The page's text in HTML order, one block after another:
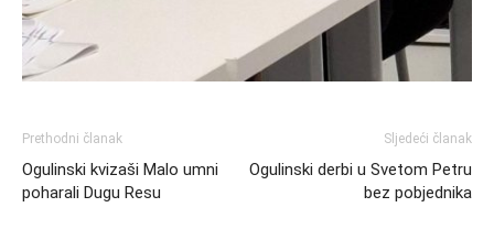
Prethodni članak
Ogulinski kvizaši Malo umni
poharali Dugu Resu
Sljedeći članak
Ogulinski derbi u Svetom Petru
bez pobjednika